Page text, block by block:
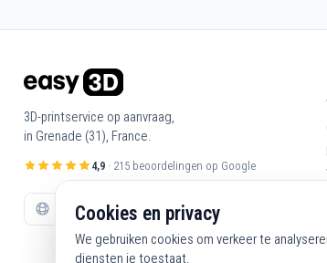
3D-printservice op aanvraag,
in Grenade (31), France.
4,9· 215 beoordelingen op Google
Cookies en privacy
We gebruiken cookies om verkeer te
diensten je toestaat.